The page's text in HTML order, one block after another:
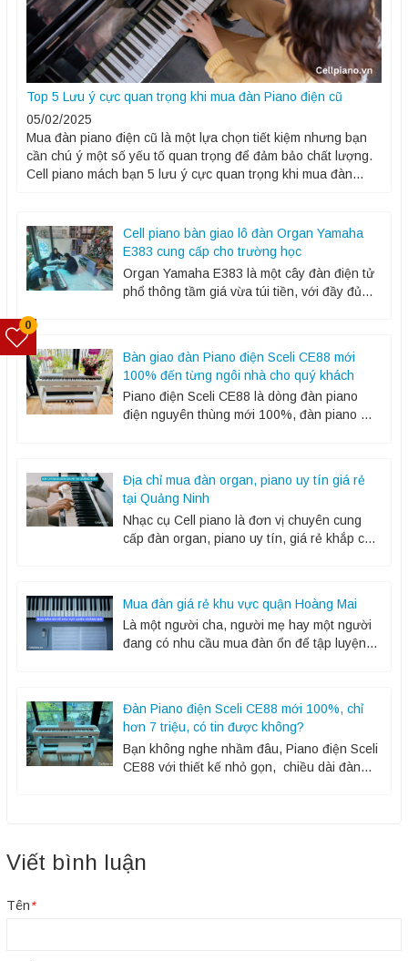
Top 5 Lưu ý cực quan trọng khi mua đàn Piano điện cũ
05/02/2025
Mua đàn piano điện cũ là một lựa chọn tiết kiệm nhưng bạn
cần chú ý một số yếu tố quan trọng để đảm bảo chất lượng.
Cell piano mách bạn 5 lưu ý cực quan trọng khi mua đàn
Cell piano bàn giao lô đàn Organ Yamaha
E383 cung cấp cho trường học
Organ Yamaha E383 là một cây đàn điện tử
phổ thông tầm giá vừa túi tiền, với đầy đủ
Bàn giao đàn Piano điện Sceli CE88 mới
100% đến từng ngôi nhà cho quý khách
Piano điện Sceli CE88 là dòng đàn piano
điện nguyên thùng mới 100%, đàn piano giá
Địa chỉ mua đàn organ, piano uy tín giá rẻ
tại Quảng Ninh
Nhạc cụ Cell piano là đơn vị chuyên cung
cấp đàn organ, piano uy tín, giá rẻ khắp cả
Mua đàn giá rẻ khu vực quận Hoàng Mai
Là một người cha, người mẹ hay một người
đang có nhu cầu mua đàn ổn để tập luyện,
Đàn Piano điện Sceli CE88 mới 100%, chỉ
hơn 7 triệu, có tin được không?
Bạn không nghe nhầm đâu, Piano điện Sceli
CE88 với thiết kế nhỏ gọn, chiều dài đàn
Viết bình luận
Tên*
0